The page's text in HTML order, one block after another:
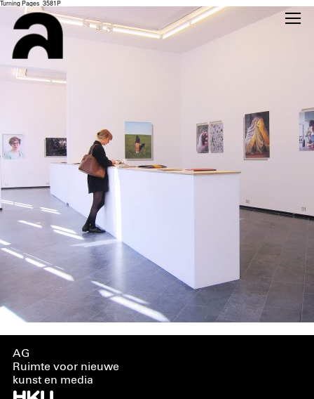
Turning Pages_3581P
AG
Ruimte voor nieuwe
kunst en media